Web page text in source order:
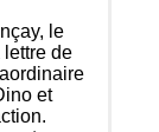
le
lettre de
et